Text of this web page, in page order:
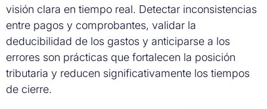
visión clara en tiempo real. Detectar inconsistencias
entre pagos y comprobantes, validar la
deducibilidad de los gastos y anticiparse a los
errores son prácticas que fortalecen la posición
tributaria y reducen significativamente los tiempos
de cierre.